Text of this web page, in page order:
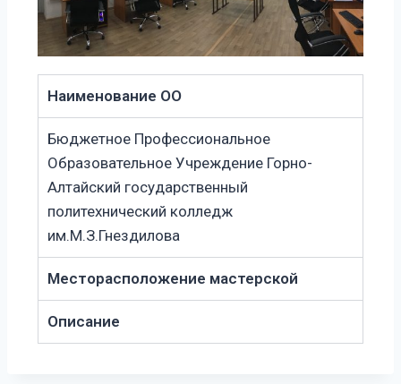
Наименование ОО
Бюджетное Профессиональное
Образовательное Учреждение Горно-
Алтайский государственный
политехнический колледж
им.М.З.Гнездилова
Месторасположение мастерской
Описание